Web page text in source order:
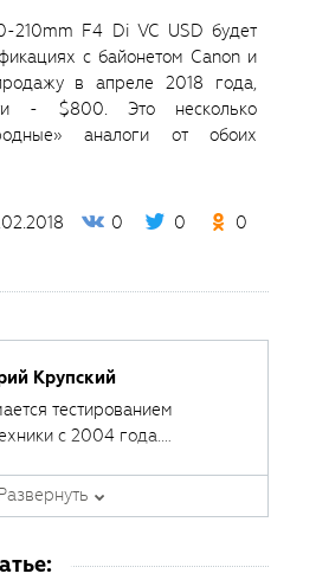
210mm F4 Di VC USD будет
с байонетом Canon и
в апреле 2018 года,
- $800. Это несколько
аналоги от обоих
0 0
0
Крупский
тестированием
с 2004 года.
и интернет-изданиями,
годы сделал около 400